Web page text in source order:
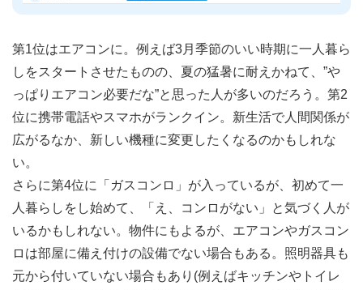
第1位はエアコンに。例えば3月季節のいい時期に一人暮ら
しをスタートさせたものの、夏の猛暑に耐えかねて、”や
っぱりエアコン必要だな”と思った人が多いのだろう。第2
位に携帯電話やスマホがランクイン。新生活で人間関係が
広がるなか、新しい機種に変更したくなるのかもしれな
い。
さらに第4位に「ガスコンロ」が入っているが、初めて一
人暮らしをし始めて、「え、コンロがない」と気づく人が
いるかもしれない。物件にもよるが、エアコンやガスコン
ロは部屋に備え付けの設備でない場合もある。照明器具も
元から付いていない場合もあり(例えばキッチンやトイレ